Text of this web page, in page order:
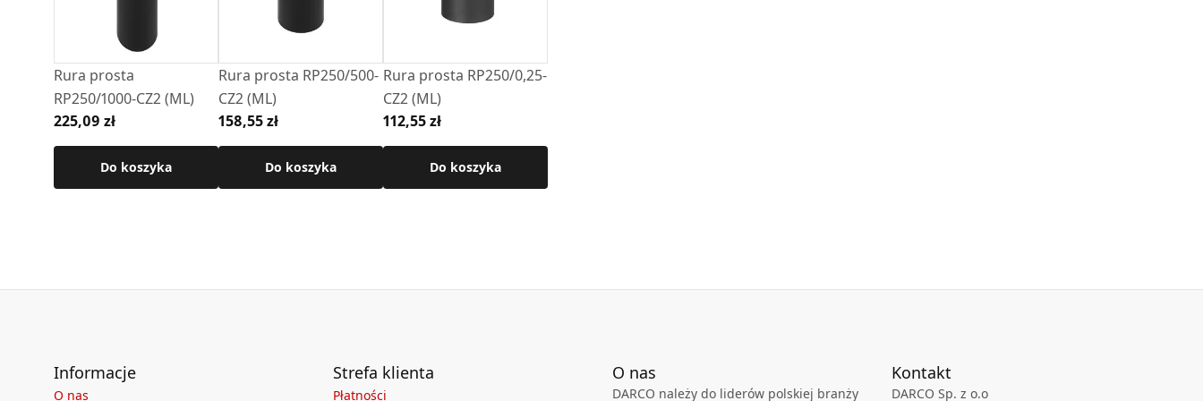
Szczegółowe wymiary produktu dostępne w karcie technicznej .
Rura prosta
RP250/1000-CZ2 (ML)
225,09 zł
Do koszyka
Rura prosta RP250/500-
CZ2 (ML)
158,55 zł
Do koszyka
Rura prosta RP250/0,25-
CZ2 (ML)
112,55 zł
Do koszyka
Informacje
O nas
Strefa klienta
Płatności
O nas
DARCO należy do liderów polskiej branży
Kontakt
DARCO Sp. z o.o